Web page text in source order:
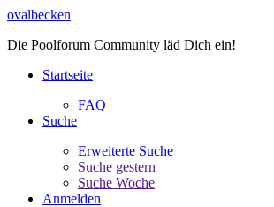
ovalbecken
Die Poolforum Community läd Dich ein!
Startseite
FAQ
Suche
Erweiterte Suche
Suche gestern
Suche Woche
Anmelden